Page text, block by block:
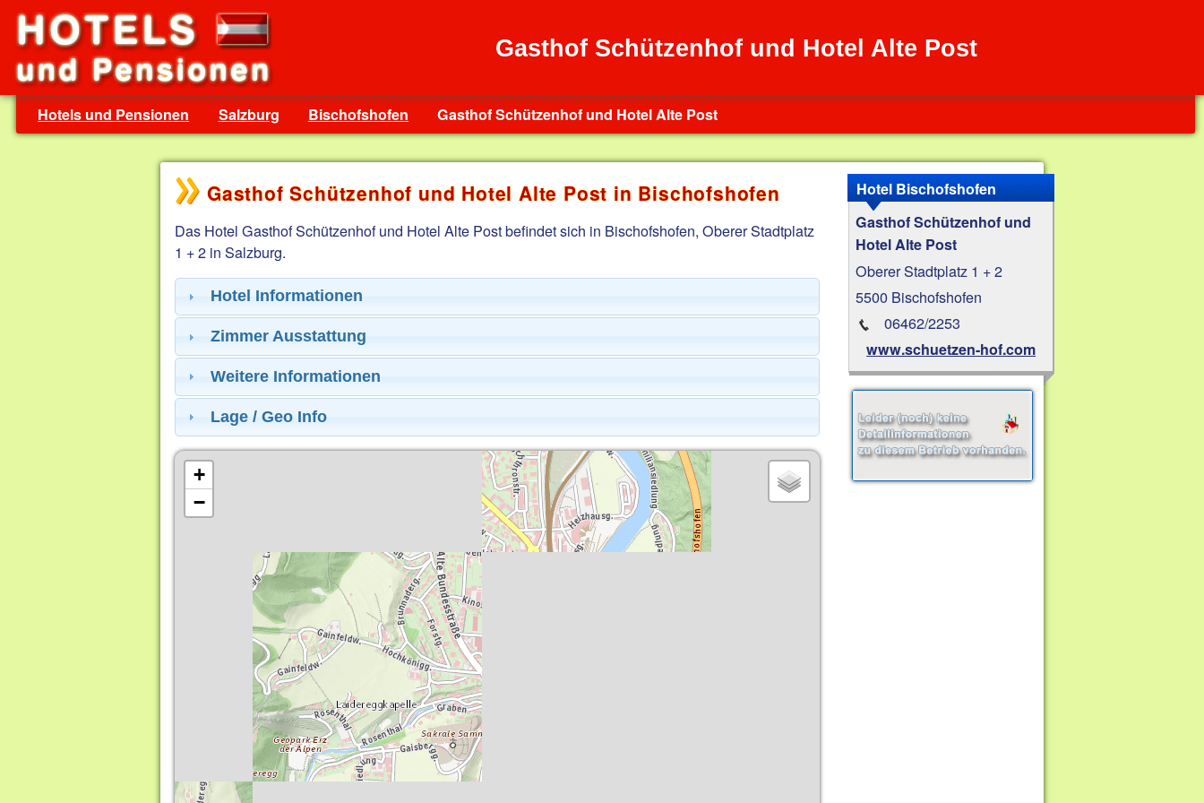
Gasthof Schützenhof und Hotel Alte Post
Hotels und Pensionen Salzburg Bischofshofen Gasthof Schützenhof und Hotel Alte Post
Gasthof Schützenhof und Hotel Alte Post in Bischofshofen
Das Hotel Gasthof Schützenhof und Hotel Alte Post befindet sich in Bischofshofen, Oberer Stadtplatz
1 + 2 in Salzburg.
Hotel Informationen
Zimmer Ausstattung
Weitere Informationen
Lage / Geo Info
+
−
Hotel Bischofshofen
Gasthof Schützenhof und
Hotel Alte Post
Oberer Stadtplatz 1 + 2
5500 Bischofshofen
06462/2253
www.schuetzen-hof.com